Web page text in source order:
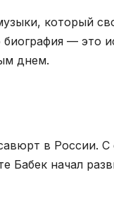
который
— это
днем.
в России. С
Бабек начал